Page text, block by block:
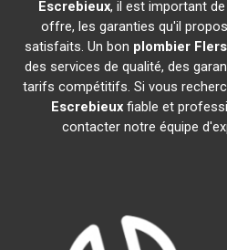
Escrebieux, il est important
offre, les garanties qu'il
satisfaits. Un bon plombier
des services de qualité, des
tarifs compétitifs. Si vous
Escrebieux fiable et
contacter notre équipe